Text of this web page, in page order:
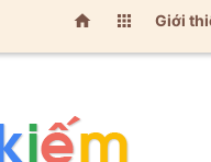
  Giới